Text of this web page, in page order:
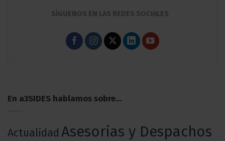
SÍGUENOS EN LAS REDES SOCIALES
En a3SIDES hablamos sobre…
Actualidad Asesorias y Despachos